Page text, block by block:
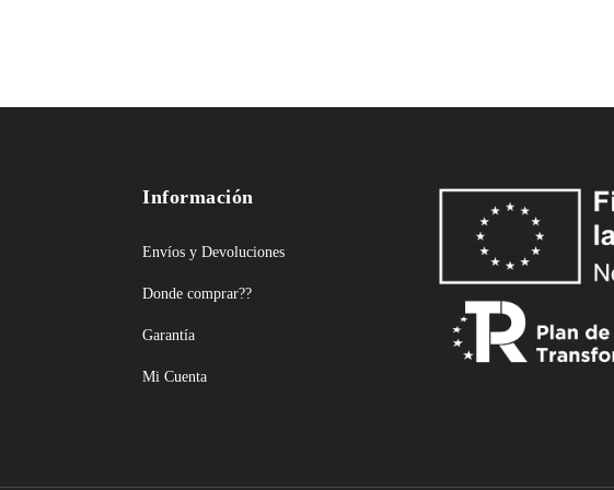
Información
Envíos y Devoluciones
Donde comprar??
Garantía
Mi Cuenta